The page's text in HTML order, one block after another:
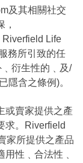
及其相關社交
Riverfield Life
務所引致的任
衍生性的﹑及/
隱含之條例)。
或賣家提供之產
求。Riverfield
家所提供之產品
性﹑合法性﹑